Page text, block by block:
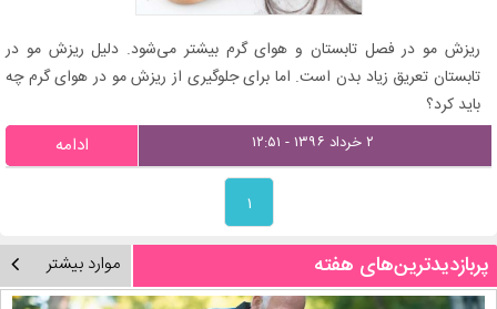
ریزش مو در فصل تابستان و هوای گرم بیشتر می‌شود. دلیل ریزش مو در
تابستان تعریق زیاد بدن است. اما برای جلوگیری از ریزش مو در هوای گرم چه
باید کرد؟
۲ خرداد ۱۳۹۶ - ۱۲:۵۱ ادامه
۱
پربازدیدترین‌های هفته موارد بیشتر